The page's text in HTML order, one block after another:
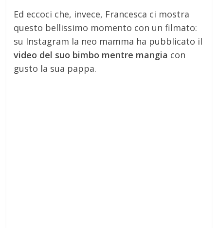
Ed eccoci che, invece, Francesca ci mostra
questo bellissimo momento con un filmato:
su Instagram la neo mamma ha pubblicato il
video del suo bimbo mentre mangia con
gusto la sua pappa.